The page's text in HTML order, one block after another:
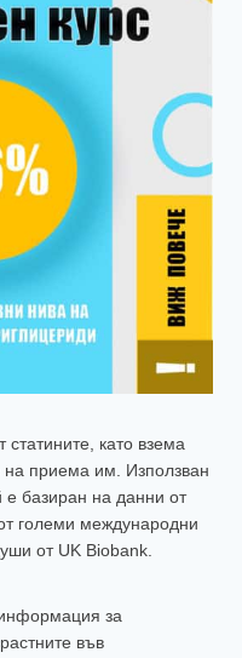
като взема
на приема им. Използван
базиран на данни от
големи международни
от UK Biobank.
за
във